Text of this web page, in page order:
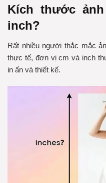
Kích thước
inch?
Rất nhiều người thắc mắc
thực tế, đơn vị cm và inch
in ấn và thiết kế.